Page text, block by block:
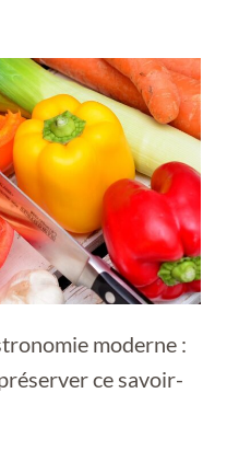
moderne :
ce savoir-